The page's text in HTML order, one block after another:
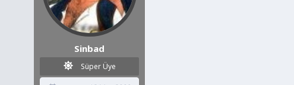
Sinbad
Süper Üye